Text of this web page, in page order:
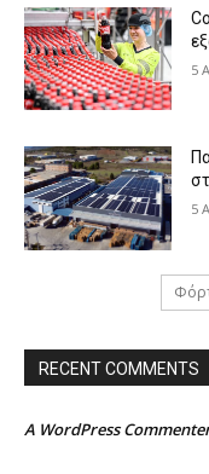
5
5
RECENT COMMENTS
A WordPress